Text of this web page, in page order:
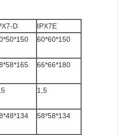
D
IPX7E
60*60*150
66*66*180
1,5
58*58*134